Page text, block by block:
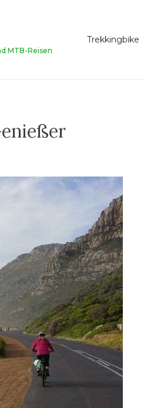
MTB-Reisen
Trekkingbike